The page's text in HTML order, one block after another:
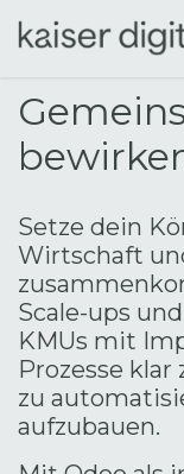
Setze dein
Wirtschaft
Scale-ups
KMUs mit
Prozesse
zu
aufzubauen.